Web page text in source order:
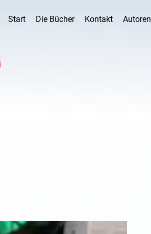
Start Die Bücher Kontakt Autoren